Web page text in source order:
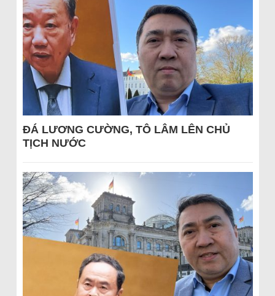
ĐÁ LƯƠNG CƯỜNG, TÔ LÂM LÊN CHỦ
TỊCH NƯỚC